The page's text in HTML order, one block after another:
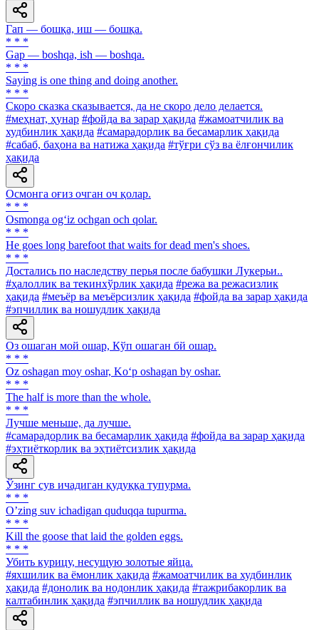
Гап — бошқа, иш — бошқа.
* * *
Gap — boshqa, ish — boshqa.
* * *
Saying is one thing and doing another.
* * *
Скоро сказка сказывается, да не скоро дело делается.
#меҳнат, ҳунар #фойда ва зарар ҳақида #жамоатчилик ва
худбинлик ҳақида #самарадорлик ва бесамарлик ҳақида
#сабаб, баҳона ва натижа ҳақида #тўғри сўз ва ёлғончилик
ҳақида
Осмонга оғиз очган оч қолар.
* * *
Osmonga og‘iz ochgan och qolar.
* * *
Не goes long barefoot that waits for dead men's shoes.
* * *
Достались по наследству перья после бабушки Лукерьи..
#ҳалоллик ва текинхўрлик ҳақида #режа ва режасизлик
ҳақида #меъёр ва меъёрсизлик ҳақида #фойда ва зарар ҳақида
#эпчиллик ва ношудлик ҳақида
Оз ошаган мой ошар, Кўп ошаган бй ошар.
* * *
Oz oshagan moy oshar, Ko‘p oshagan by oshar.
* * *
The half is more than the whole.
* * *
Лучше меньше, да лучше.
#самарадорлик ва бесамарлик ҳақида #фойда ва зарар ҳақида
#эҳтиёткорлик ва эҳтиётсизлик ҳақида
Ўзинг сув ичадиган қудуққа тупурма.
* * *
Oʼzing suv ichadigan quduqqa tupurma.
* * *
Kill the goose that laid the golden eggs.
* * *
Убить курицу, несущую золотые яйца.
#яхшилик ва ёмонлик ҳақида #жамоатчилик ва худбинлик
ҳақида #донолик ва нодонлик ҳақида #тажрибакорлик ва
калтабинлик ҳақида #эпчиллик ва ношудлик ҳақида